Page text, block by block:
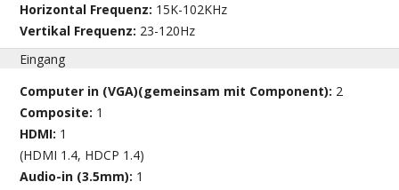
Horizontal Frequenz: 15K-102KHz
Vertikal Frequenz: 23-120Hz
Eingang
Computer in (VGA)(gemeinsam mit Component): 2
Composite: 1
HDMI: 1
(HDMI 1.4, HDCP 1.4)
Audio-in (3.5mm): 1